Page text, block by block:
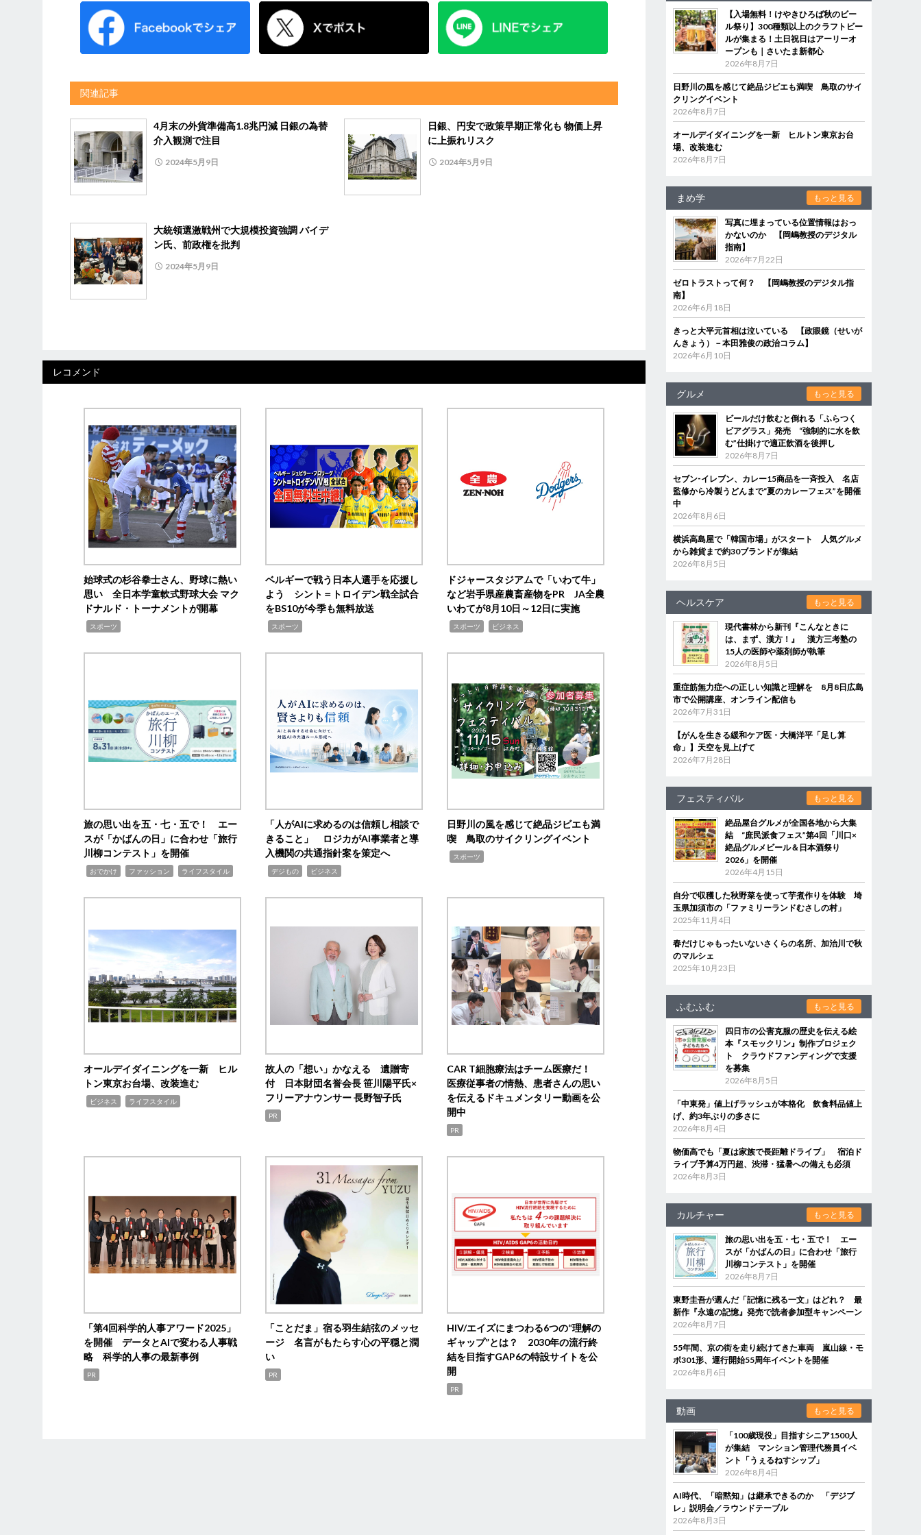
関連記事
4月末の外貨準備高1.8兆円減 日銀の為替
介入観測で注目
2024年5月9日
日銀、円安で政策早期正常化も 物価上昇
に上振れリスク
2024年5月9日
大統領選激戦州で大規模投資強調 バイデ
ン氏、前政権を批判
2024年5月9日
レコメンド
始球式の杉谷拳士さん、野球に熱い
思い 全日本学童軟式野球大会 マク
ドナルド・トーナメントが開幕
スポーツ
ベルギーで戦う日本人選手を応援し
よう シント＝トロイデン戦全試合
をBS10が今季も無料放送
スポーツ
ドジャースタジアムで「いわて牛」
など岩手県産農畜産物をPR JA全農
いわてが8月10日～12日に実施
スポーツ ビジネス
旅の思い出を五・七・五で！ エー
スが「かばんの日」に合わせ「旅行
川柳コンテスト」を開催
おでかけ ファッション ライフスタイル
「人がAIに求めるのは信頼し相談で
きること」 ロジカがAI事業者と導
入機関の共通指針案を策定へ
デジもの ビジネス
日野川の風を感じて絶品ジビエも満
喫 鳥取のサイクリングイベント
スポーツ
オールデイダイニングを一新 ヒル
トン東京お台場、改装進む
ビジネス ライフスタイル
故人の「想い」かなえる 遺贈寄
付 日本財団名誉会長 笹川陽平氏×
フリーアナウンサー 長野智子氏
PR
CAR T細胞療法はチーム医療だ！
医療従事者の情熱、患者さんの思い
を伝えるドキュメンタリー動画を公
開中
PR
「第4回科学的人事アワード2025」
を開催 データとAIで変わる人事戦
略 科学的人事の最新事例
PR
「ことだま」宿る羽生結弦のメッセ
ージ 名言がもたらす心の平穏と潤
い
PR
HIV/エイズにまつわる6つの“理解の
ギャップ”とは？ 2030年の流行終
結を目指すGAP6の特設サイトを公
開
PR
【入場無料！けやきひろば秋のビー
ル祭り】300種類以上のクラフトビー
ルが集まる！土日祝日はアーリーオ
ープンも｜さいたま新都心
2026年8月7日
日野川の風を感じて絶品ジビエも満喫 鳥取のサイ
クリングイベント
2026年8月7日
オールデイダイニングを一新 ヒルトン東京お台
場、改装進む
2026年8月7日
まめ学 もっと見る
写真に埋まっている位置情報はおっ
かないのか 【岡嶋教授のデジタル
指南】
2026年7月22日
ゼロトラストって何？ 【岡嶋教授のデジタル指
南】
2026年6月18日
きっと大平元首相は泣いている 【政眼鏡（せいが
んきょう）－本田雅俊の政治コラム】
2026年6月10日
グルメ もっと見る
ビールだけ飲むと倒れる「ふらつく
ビアグラス」発売 “強制的に水を飲
む”仕掛けで適正飲酒を後押し
2026年8月7日
セブン‐イレブン、カレー15商品を一斉投入 名店
監修から冷製うどんまで“夏のカレーフェス”を開催
中
2026年8月6日
横浜高島屋で「韓国市場」がスタート 人気グルメ
から雑貨まで約30ブランドが集結
2026年8月5日
ヘルスケア もっと見る
現代書林から新刊『こんなときに
は、まず、漢方！』 漢方三考塾の
15人の医師や薬剤師が執筆
2026年8月5日
重症筋無力症への正しい知識と理解を 8月8日広島
市で公開講座、オンライン配信も
2026年7月31日
【がんを生きる緩和ケア医・大橋洋平「足し算
命」】天空を見上げて
2026年7月28日
フェスティバル もっと見る
絶品屋台グルメが全国各地から大集
結 “庶民派食フェス”第4回「川口×
絶品グルメビール＆日本酒祭り
2026」を開催
2026年4月15日
自分で収穫した秋野菜を使って芋煮作りを体験 埼
玉県加須市の「ファミリーランドむさしの村」
2025年11月4日
春だけじゃもったいないさくらの名所、加治川で秋
のマルシェ
2025年10月23日
ふむふむ もっと見る
四日市の公害克服の歴史を伝える絵
本『スモックリン』制作プロジェク
ト クラウドファンディングで支援
を募集
2026年8月5日
「中東発」値上げラッシュが本格化 飲食料品値上
げ、約3年ぶりの多さに
2026年8月4日
物価高でも「夏は家族で長距離ドライブ」 宿泊ド
ライブ予算4万円超、渋滞・猛暑への備えも必須
2026年8月3日
カルチャー もっと見る
旅の思い出を五・七・五で！ エー
スが「かばんの日」に合わせ「旅行
川柳コンテスト」を開催
2026年8月7日
東野圭吾が選んだ「記憶に残る一文」はどれ？ 最
新作『永遠の記憶』発売で読者参加型キャンペーン
2026年8月7日
55年間、京の街を走り続けてきた車両 嵐山線・モ
ボ301形、運行開始55周年イベントを開催
2026年8月6日
動画 もっと見る
「100歳現役」目指すシニア1500人
が集結 マンション管理代務員イベ
ント「うぇるねすシップ」
2026年8月4日
AI時代、「暗黙知」は継承できるのか 「デジブ
レ」説明会／ラウンドテーブル
2026年8月3日